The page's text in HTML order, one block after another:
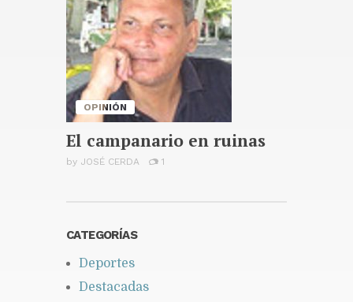
apagón de noche es avería
porque nosotros no damos
apagones de noche
Publicado hace 2 días
OPINIÓN
El campanario en ruinas
by JOSÉ CERDA 1
CATEGORÍAS
Deportes
Destacadas